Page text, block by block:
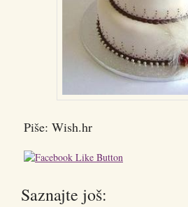
Piše: Wish.hr
Saznajte još: